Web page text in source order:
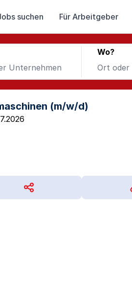
suchen Für Arbeitgeber
Wo?
(m/w/d)